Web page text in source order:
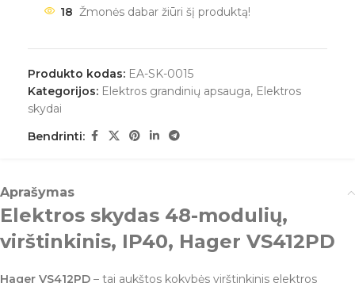
18 Žmonės dabar žiūri šį produktą!
Produkto kodas: EA-SK-0015
Kategorijos: Elektros grandinių apsauga, Elektros
skydai
Bendrinti:
Aprašymas
Elektros skydas 48-modulių,
virštinkinis, IP40, Hager VS412PD
Hager VS412PD – tai aukštos kokybės virštinkinis elektros